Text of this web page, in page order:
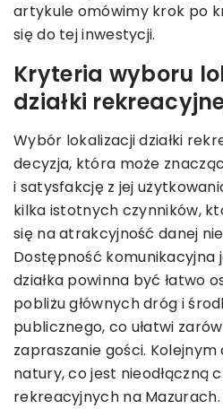
artykule omówimy krok po
się do tej inwestycji.
Kryteria wyboru
działki
Wybór lokalizacji działki
decyzja, która może
i satysfakcję z jej
kilka istotnych czynników,
się na atrakcyjność danej
Dostępność komunikacyjna
działka powinna być łatwo
pobliżu głównych dróg i
publicznego, co ułatwi
zapraszanie gości.
natury, co jest nieodłączną
rekreacyjnych na Mazurach.